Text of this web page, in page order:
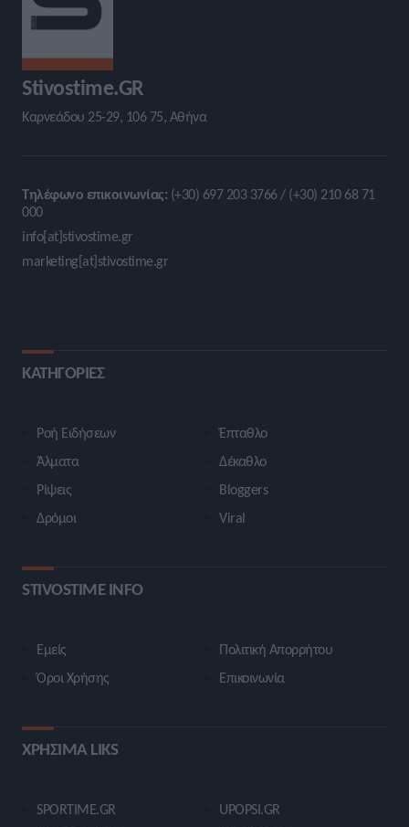
Stivostime.GR
Καρνεάδου 25-29, 106 75, Αθήνα
Τηλέφωνο επικοινωνίας: (+30) 697 203 3766 / (+30) 210 68 71
000
info[at]stivostime.gr
marketing[at]stivostime.gr
ΚΑΤΗΓΟΡΙΕΣ
Ροή Ειδήσεων
Άλματα
Ρίψεις
Δρόμοι
Έπταθλο
Δέκαθλο
Bloggers
Viral
STIVOSTIME INFO
Εμείς
Όροι Χρήσης
Πολιτική Απορρήτου
Επικοινωνία
ΧΡΗΣΙΜΑ LIKS
SPORTIME.GR
UPOPSI.GR